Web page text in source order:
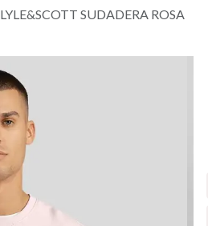
LYLE&SCOTT SUDADERA ROSA